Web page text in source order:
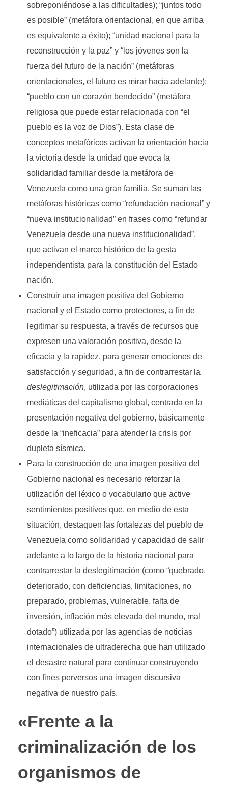
sobreponiéndose a las dificultades); “juntos todo
es posible” (metáfora orientacional, en que arriba
es equivalente a éxito); “unidad nacional para la
reconstrucción y la paz” y “los jóvenes son la
fuerza del futuro de la nación” (metáforas
orientacionales, el futuro es mirar hacia adelante);
“pueblo con un corazón bendecido” (metáfora
religiosa que puede estar relacionada con “el
pueblo es la voz de Dios”). Esta clase de
conceptos metafóricos activan la orientación hacia
la victoria desde la unidad que evoca la
solidaridad familiar desde la metáfora de
Venezuela como una gran familia. Se suman las
metáforas históricas como “refundación nacional” y
“nueva institucionalidad” en frases como “refundar
Venezuela desde una nueva institucionalidad”,
que activan el marco histórico de la gesta
independentista para la constitución del Estado
nación.
Construir una imagen positiva del Gobierno
nacional y el Estado como protectores, a fin de
legitimar su respuesta, a través de recursos que
expresen una valoración positiva, desde la
eficacia y la rapidez, para generar emociones de
satisfacción y seguridad, a fin de contrarrestar la
deslegitimación, utilizada por las corporaciones
mediáticas del capitalismo global, centrada en la
presentación negativa del gobierno, básicamente
desde la “ineficacia” para atender la crisis por
dupleta sísmica.
Para la construcción de una imagen positiva del
Gobierno nacional es necesario reforzar la
utilización del léxico o vocabulario que active
sentimientos positivos que, en medio de esta
situación, destaquen las fortalezas del pueblo de
Venezuela como solidaridad y capacidad de salir
adelante a lo largo de la historia nacional para
contrarrestar la deslegitimación (como “quebrado,
deteriorado, con deficiencias, limitaciones, no
preparado, problemas, vulnerable, falta de
inversión, inflación más elevada del mundo, mal
dotado”) utilizada por las agencias de noticias
internacionales de ultraderecha que han utilizado
el desastre natural para continuar construyendo
con fines perversos una imagen discursiva
negativa de nuestro país.
«Frente a la
criminalización de los
organismos de